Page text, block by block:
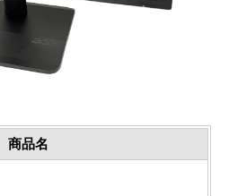
商品名